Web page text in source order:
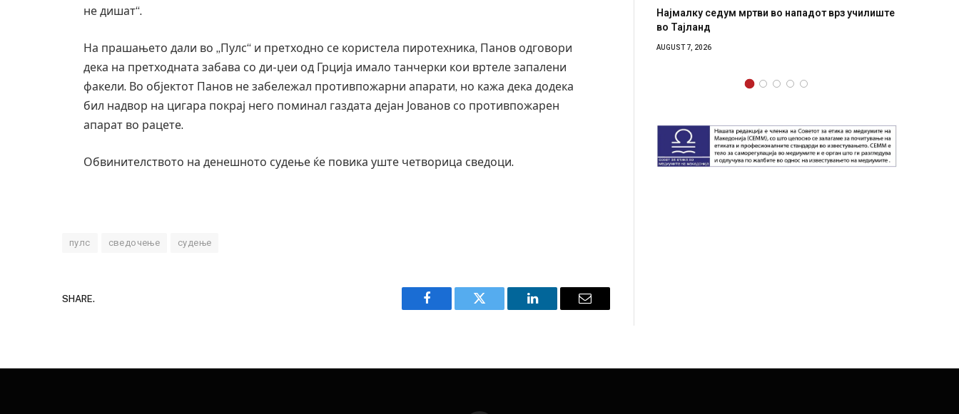
не дишат“.
На прашањето дали во „Пулс“ и претходно се користела пиротехника, Панов одговори
дека на претходната забава со ди-џеи од Грција имало танчерки кои вртеле запалени
факели. Во објектот Панов не забележал противпожарни апарати, но кажа дека додека
бил надвор на цигара покрај него поминал газдата дејан Јованов со противпожарен
апарат во рацете.
Обвинителството на денешното судење ќе повика уште четворица сведоци.
пулс сведочење судење
SHARE.
Facebook Twitter LinkedIn Email
завиткан како роденденски подарок
AUGUST 2, 2026
Најмалку седум мртви во нападот врз училиште
AUGUST 7, 2026
СОЗИС: Украинците повеќе им веруваат на
генералите отколку на Зеленски
AUGUST 7, 2026